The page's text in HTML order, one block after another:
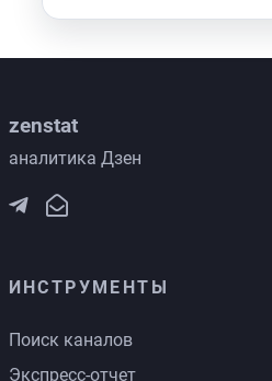
zenstat
аналитика Дзен
ИНСТРУМЕНТЫ
Поиск каналов
Экспресс-отчет